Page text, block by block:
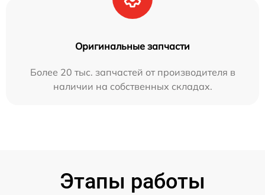
Оригинальные запчасти
Более 20 тыс. запчастей от производителя в
наличии на собственных складах.
Этапы работы